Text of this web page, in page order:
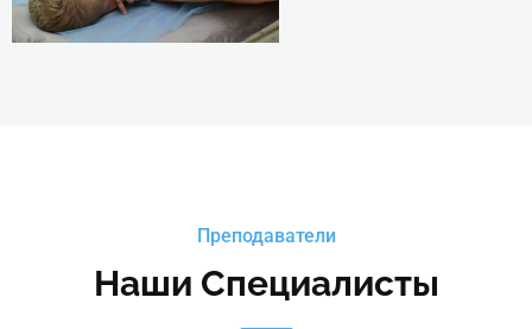
Преподаватели
Наши Специалисты